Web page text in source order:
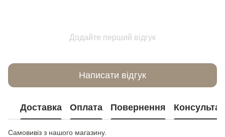
Додайте перший відгук
Написати відгук
Доставка Оплата Повернення
Самовивіз з нашого магазину.